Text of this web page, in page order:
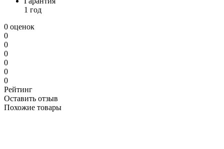
1 год
0 оценок
0
0
0
0
0
0
Рейтинг
Оставить отзыв
Похожие товары